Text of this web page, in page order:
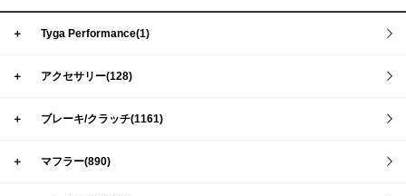
＋ Tyga Performance(1)
＋ アクセサリー(128)
＋ ブレーキ/クラッチ(1161)
＋ マフラー(890)